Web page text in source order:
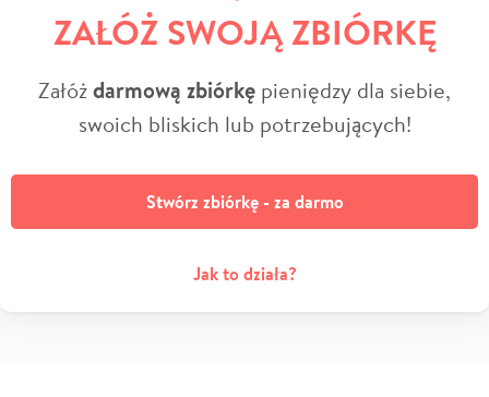
ZAŁÓŻ SWOJĄ ZBIÓRKĘ
Załóżdarmową zbiórkę pieniędzy dla siebie,
swoich bliskich lub potrzebujących!
Stwórz zbiórkę - za darmo
Jak to działa?